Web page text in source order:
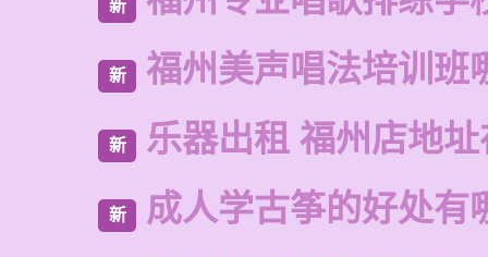
新
新 福州美声唱法培训班
新 乐器出租 福州店地
新 成人学古筝的好处有